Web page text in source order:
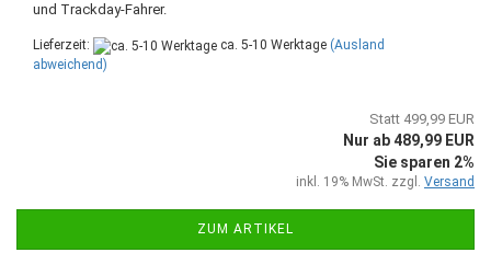
und Trackday-Fahrer.
Lieferzeit: ca. 5-10 Werktage (Ausland
abweichend)
Statt 499,99 EUR
Nur ab 489,99 EUR
Sie sparen 2%
inkl. 19% MwSt. zzgl. Versand
ZUM ARTIKEL